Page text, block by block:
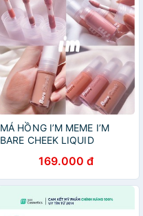
MÁ HỒNG I’M MEME I’M
BARE CHEEK LIQUID
169.000 đ